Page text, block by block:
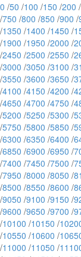
0 /50 /100 /150 /200 /
/750 /800 /850 /900 /
/1350 /1400 /1450 /
/1900 /1950 /2000 /
/2450 /2500 /2550 /
/3000 /3050 /3100 /
/3550 /3600 /3650 /
/4100 /4150 /4200 /
/4650 /4700 /4750 /
/5200 /5250 /5300 /
/5750 /5800 /5850 /
/6300 /6350 /6400 /
/6850 /6900 /6950 /
/7400 /7450 /7500 /
/7950 /8000 /8050 /
/8500 /8550 /8600 /
/9050 /9100 /9150 /
/9600 /9650 /9700 /
/10100 /10150 /
/10550 /10600 /
/11000 /11050 /